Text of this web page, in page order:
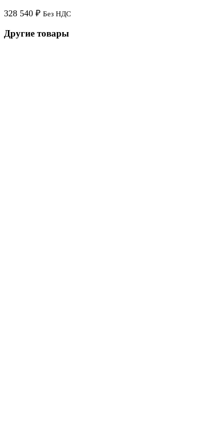
328 540 ₽ Без НДС
Другие товары